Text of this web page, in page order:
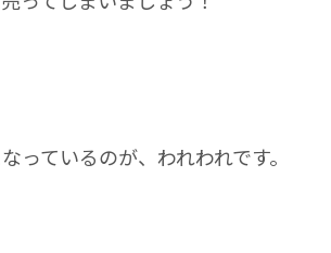
っているのが、われわれです。